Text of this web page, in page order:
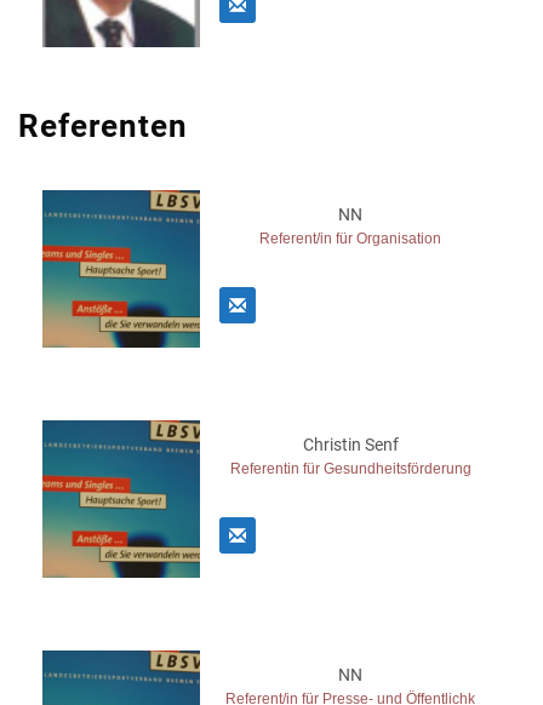
Referenten
NN
Referent/in für Organisation
Christin Senf
Referentin für Gesundheitsförderung
NN
Referent/in für Presse- und Öffentlichk